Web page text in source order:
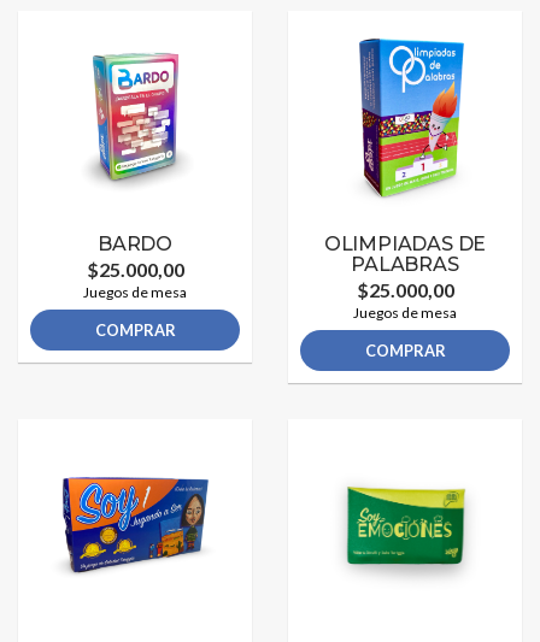
BARDO
$25.000,00
Juegos de mesa
COMPRAR
OLIMPIADAS DE
PALABRAS
$25.000,00
Juegos de mesa
COMPRAR